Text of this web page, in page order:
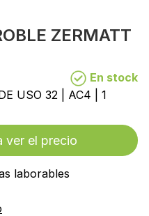
ZERMATT
En stock
USO 32 | AC4 | 1
ver el precio
laborables